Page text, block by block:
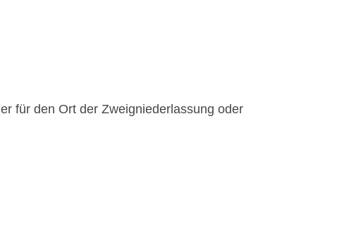
für den Ort der Zweigniederlassung oder